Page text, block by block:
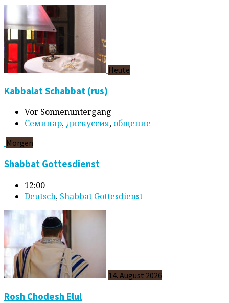
Heute
Kabbalat Schabbat (rus)
Vor Sonnenuntergang
Cеминар, дискуссия, общение
Morgen
Shabbat Gottesdienst
12:00
Deutsch, Shabbat Gottesdienst
14. August 2026
Rosh Chodesh Elul